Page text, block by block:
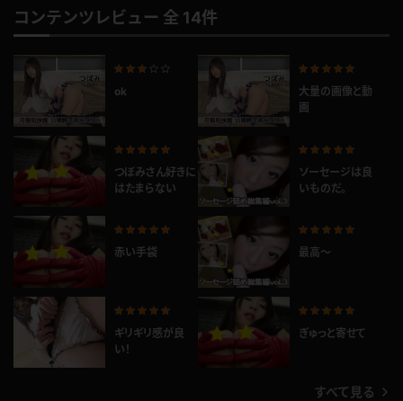
コンテンツレビュー 全 14件
ok
大量の画像と動
画
つぼみさん好きに
はたまらない
ソーセージは良
いものだ。
赤い手袋 最高～
ギリギリ感が良
い！
ぎゅっと寄せて
すべて見る